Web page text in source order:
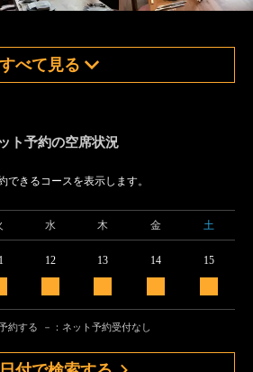
すべて見る
ト予約の空席状況
できるコースを表示します。
水 木 金 土
12 13 14 15
約する －：ネット予約受付なし